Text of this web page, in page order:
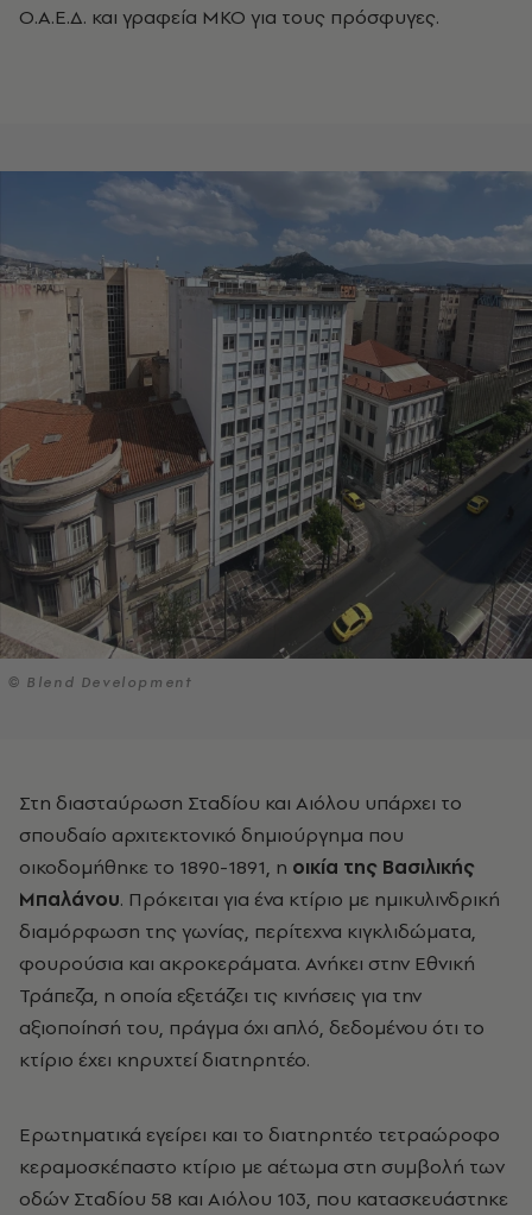
Ο.Α.Ε.Δ. και γραφεία ΜΚΟ για τους πρόσφυγες.
© Blend Development
Στη διασταύρωση Σταδίου και Αιόλου υπάρχει το
σπουδαίο αρχιτεκτονικό δημιούργημα που
οικοδομήθηκε το 1890-1891, η οικία της Βασιλικής
Μπαλάνου. Πρόκειται για ένα κτίριο με ημικυλινδρική
διαμόρφωση της γωνίας, περίτεχνα κιγκλιδώματα,
φουρούσια και ακροκεράματα. Ανήκει στην Εθνική
Τράπεζα, η οποία εξετάζει τις κινήσεις για την
αξιοποίησή του, πράγμα όχι απλό, δεδομένου ότι το
κτίριο έχει κηρυχτεί διατηρητέο.
Ερωτηματικά εγείρει και το διατηρητέο τετραώροφο
κεραμοσκέπαστο κτίριο με αέτωμα στη συμβολή των
οδών Σταδίου 58 και Αιόλου 103, που κατασκευάστηκε